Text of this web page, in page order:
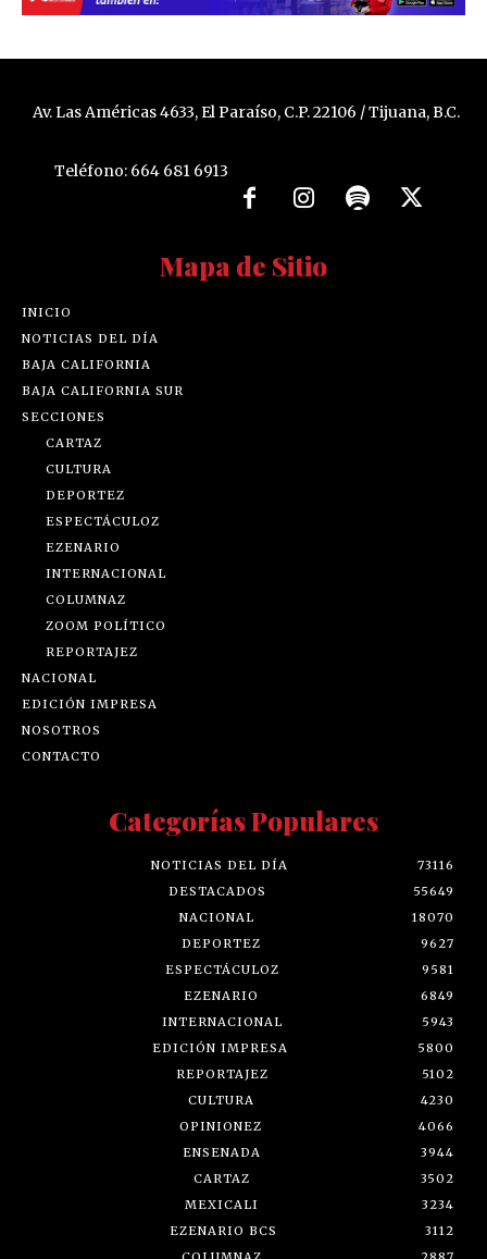
Av. Las Américas 4633, El Paraíso, C.P. 22106 / Tijuana, B.C.
Teléfono: 664 681 6913
Mapa de Sitio
INICIO
NOTICIAS DEL DÍA
BAJA CALIFORNIA
BAJA CALIFORNIA SUR
SECCIONES
CARTAZ
CULTURA
DEPORTEZ
ESPECTÁCULOZ
EZENARIO
INTERNACIONAL
COLUMNAZ
ZOOM POLÍTICO
REPORTAJEZ
NACIONAL
EDICIÓN IMPRESA
NOSOTROS
CONTACTO
Categorías Populares
NOTICIAS DEL DÍA
73116
DESTACADOS
55649
NACIONAL
18070
DEPORTEZ
9627
ESPECTÁCULOZ
9581
EZENARIO
6849
INTERNACIONAL
5943
EDICIÓN IMPRESA
5800
REPORTAJEZ
5102
CULTURA
4230
OPINIONEZ
4066
ENSENADA
3944
CARTAZ
3502
MEXICALI
3234
EZENARIO BCS
3112